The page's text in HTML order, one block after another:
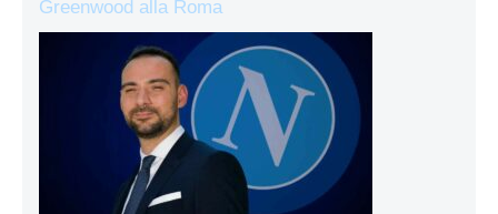
Greenwood alla Roma